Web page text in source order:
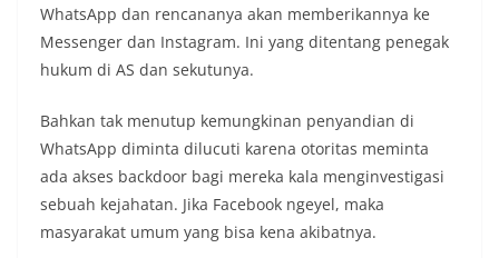
WhatsApp dan rencananya akan memberikannya ke
Messenger dan Instagram. Ini yang ditentang penegak
hukum di AS dan sekutunya.
Bahkan tak menutup kemungkinan penyandian di
WhatsApp diminta dilucuti karena otoritas meminta
ada akses backdoor bagi mereka kala menginvestigasi
sebuah kejahatan. Jika Facebook ngeyel, maka
masyarakat umum yang bisa kena akibatnya.